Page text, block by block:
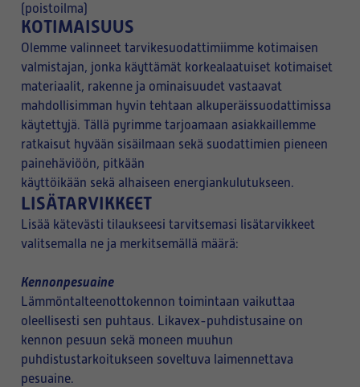
(poistoilma)
KOTIMAISUUS
Olemme valinneet tarvikesuodattimiimme kotimaisen
valmistajan, jonka käyttämät korkealaatuiset kotimaiset
materiaalit, rakenne ja ominaisuudet vastaavat
mahdollisimman hyvin tehtaan alkuperäissuodattimissa
käytettyjä. Tällä pyrimme tarjoamaan asiakkaillemme
ratkaisut hyvään sisäilmaan sekä suodattimien pieneen
painehäviöön, pitkään
käyttöikään sekä alhaiseen energiankulutukseen.
LISÄTARVIKKEET
Lisää kätevästi tilaukseesi tarvitsemasi lisätarvikkeet
valitsemalla ne ja merkitsemällä määrä:
Kennonpesuaine
Lämmöntalteenottokennon toimintaan vaikuttaa
oleellisesti sen puhtaus. Likavex-puhdistusaine on
kennon pesuun sekä moneen muuhun
puhdistustarkoitukseen soveltuva laimennettava
pesuaine.